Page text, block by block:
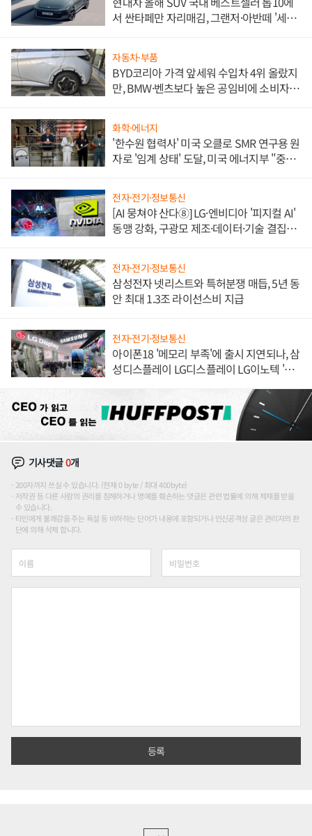
서 싼타페만 자리매김, 그랜저·아반떼 '세단
자동차·부품
BYD코리아 가격 앞세워 수입차 4위 올랐지
만, BMW·벤츠보다 높은 공임비에 소비자
화학·에너지
'한수원 협력사' 미국 오클로 SMR 연구용 원
자로 '임계 상태' 도달, 미국 에너지부 "중요
전자·전기·정보통신
[AI 뭉쳐야 산다⑧] LG·엔비디아 '피지컬 AI'
동맹 강화, 구광모 제조·데이터·기술 결집
전자·전기·정보통신
삼성전자 넷리스트와 특허분쟁 매듭, 5년 동
안 최대 1.3조 라이선스비 지급
전자·전기·정보통신
아이폰18 '메모리 부족'에 출시 지연되나, 삼
성디스플레이 LG디스플레이 LG이노텍 '탈
기사댓글0개
200자까지 쓰실 수 있습니다. (현재 0 byte / 최대 400byte)
저작권 등 다른 사람의 권리를 침해하거나 명예를 훼손하는 댓글은 관련 법률에 의해 제재를 받을
수 있습니다.
타인에게 불쾌감을 주는 욕설 등 비하하는 단어가 내용에 포함되거나 인신공격성 글은 관리자의 판
단에 의해 삭제 합니다.